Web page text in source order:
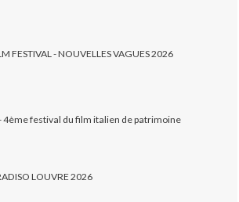
FESTIVAL - NOUVELLES VAGUES 2026
4ème festival du film italien de patrimoine
LOUVRE 2026